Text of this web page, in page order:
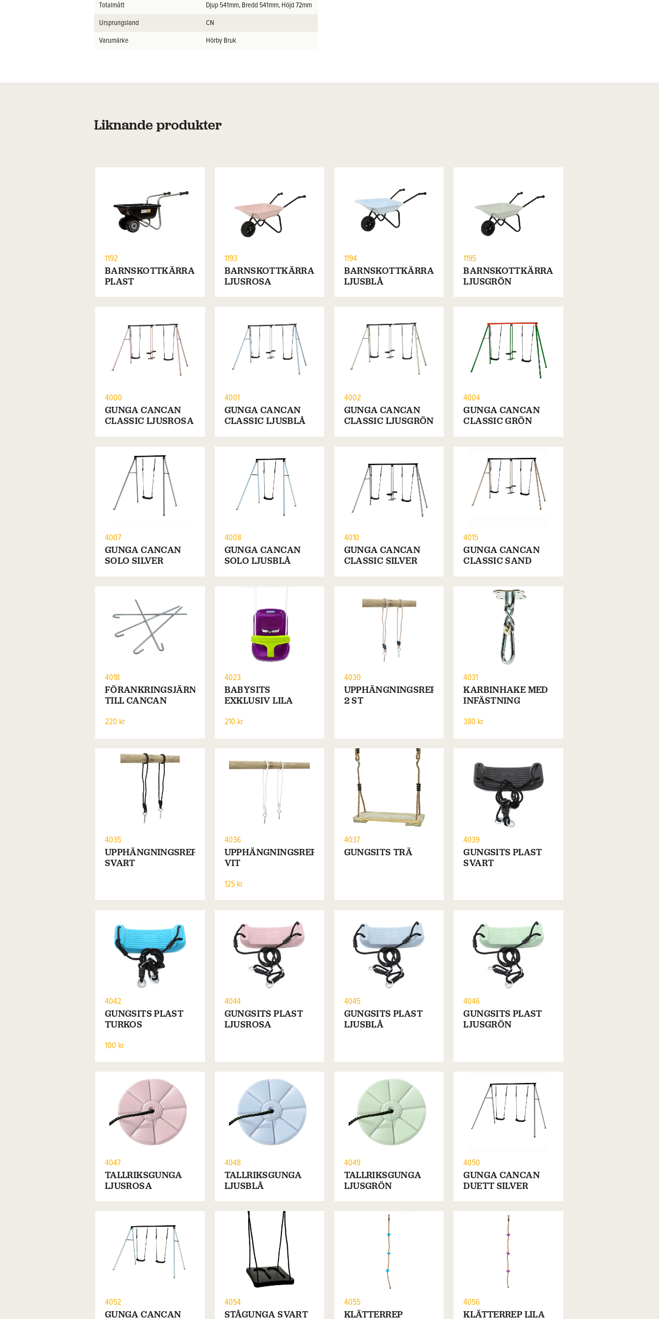
Totalmått
Djup 541mm, Bredd 541mm, Höjd 72mm
Ursprungsland
CN
Varumärke
Hörby Bruk
Liknande produkter
1192
BARNSKOTTKÄRRA
PLAST
1193
BARNSKOTTKÄRRA
LJUSROSA
1194
BARNSKOTTKÄRRA
LJUSBLÅ
1195
BARNSKOTTKÄRRA
LJUSGRÖN
4000
GUNGA CANCAN
CLASSIC LJUSROSA
4001
GUNGA CANCAN
CLASSIC LJUSBLÅ
4002
GUNGA CANCAN
CLASSIC LJUSGRÖN
4004
GUNGA CANCAN
CLASSIC GRÖN
4007
GUNGA CANCAN
SOLO SILVER
4008
GUNGA CANCAN
SOLO LJUSBLÅ
4010
GUNGA CANCAN
CLASSIC SILVER
4015
GUNGA CANCAN
CLASSIC SAND
4018
FÖRANKRINGSJÄRN
TILL CANCAN
220 kr
4023
BABYSITS
EXKLUSIV LILA
210 kr
4030
UPPHÄNGNINGSREP
2 ST
4031
KARBINHAKE MED
INFÄSTNING
380 kr
4035
UPPHÄNGNINGSREP
SVART
4036
UPPHÄNGNINGSREP
VIT
125 kr
4037
GUNGSITS TRÄ
4039
GUNGSITS PLAST
SVART
4042
GUNGSITS PLAST
TURKOS
100 kr
4044
GUNGSITS PLAST
LJUSROSA
4045
GUNGSITS PLAST
LJUSBLÅ
4046
GUNGSITS PLAST
LJUSGRÖN
4047
TALLRIKSGUNGA
LJUSROSA
4048
TALLRIKSGUNGA
LJUSBLÅ
4049
TALLRIKSGUNGA
LJUSGRÖN
4050
GUNGA CANCAN
DUETT SILVER
4052
GUNGA CANCAN
4054
STÅGUNGA SVART
4055
KLÄTTERREP
4056
KLÄTTERREP LILA